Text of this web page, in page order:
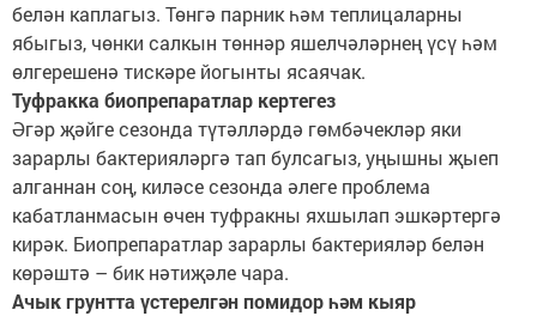
белән каплагыз. Төнгә парник һәм теплицаларны
ябыгыз, чөнки салкын төннәр яшелчәләрнең үсү һәм
өлгерешенә тискәре йогынты ясаячак.
Туфракка биопрепаратлар кертегез
Әгәр җәйге сезонда түтәлләрдә гөмбәчекләр яки
зарарлы бактерияләргә тап булсагыз, уңышны җыеп
алганнан соң, киләсе сезонда әлеге проблема
кабатланмасын өчен туфракны яхшылап эшкәртергә
кирәк. Биопрепаратлар зарарлы бактерияләр белән
көрәштә – бик нәтиҗәле чара.
Ачык грунтта үстерелгән помидор һәм кыяр